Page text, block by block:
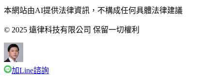
本網站由AI提供法律資訊，不構成任何具體法律建議
© 2025 遠律科技有限公司 保留一切權利
加Line諮詢